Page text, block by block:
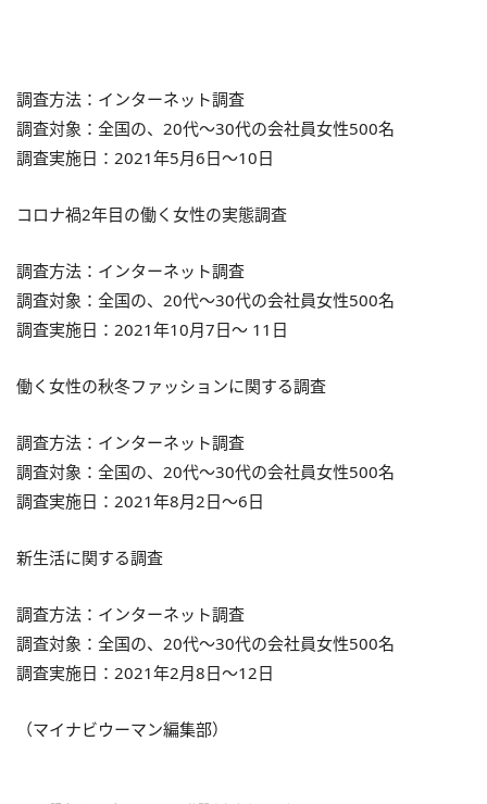
調査方法：インターネット調査
調査対象：全国の、20代～30代の会社員女性500名
調査実施日：2021年5月6日～10日
コロナ禍2年目の働く女性の実態調査
調査方法：インターネット調査
調査対象：全国の、20代～30代の会社員女性500名
調査実施日：2021年10月7日～ 11日
働く女性の秋冬ファッションに関する調査
調査方法：インターネット調査
調査対象：全国の、20代～30代の会社員女性500名
調査実施日：2021年8月2日～6日
新生活に関する調査
調査方法：インターネット調査
調査対象：全国の、20代～30代の会社員女性500名
調査実施日：2021年2月8日～12日
（マイナビウーマン編集部）